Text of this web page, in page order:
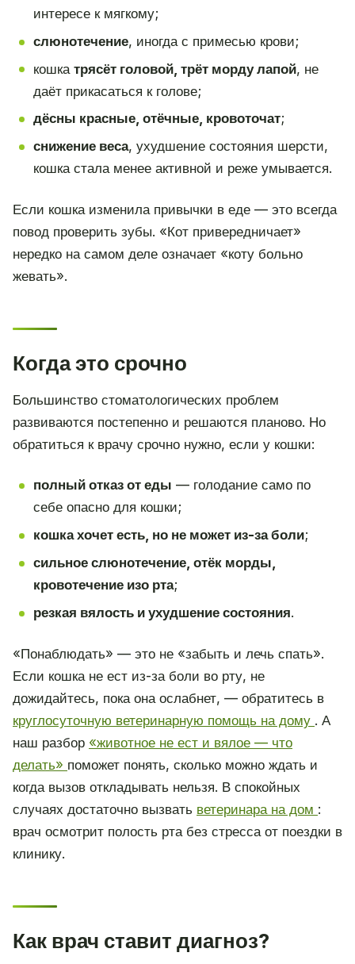
интересе к мягкому;
слюнотечение, иногда с примесью крови;
кошка трясёт головой, трёт морду лапой, не
даёт прикасаться к голове;
дёсны красные, отёчные, кровоточат;
снижение веса, ухудшение состояния шерсти,
кошка стала менее активной и реже умывается.
Если кошка изменила привычки в еде — это всегда
повод проверить зубы. «Кот привередничает»
нередко на самом деле означает «коту больно
жевать».
Когда это срочно
Большинство стоматологических проблем
развиваются постепенно и решаются планово. Но
обратиться к врачу срочно нужно, если у кошки:
полный отказ от еды — голодание само по
себе опасно для кошки;
кошка хочет есть, но не может из-за боли;
сильное слюнотечение, отёк морды,
кровотечение изо рта;
резкая вялость и ухудшение состояния.
«Понаблюдать» — это не «забыть и лечь спать».
Если кошка не ест из-за боли во рту, не
дожидайтесь, пока она ослабнет, — обратитесь в
круглосуточную ветеринарную помощь на дому . А
наш разбор «животное не ест и вялое — что
делать» поможет понять, сколько можно ждать и
когда вызов откладывать нельзя. В спокойных
случаях достаточно вызвать ветеринара на дом :
врач осмотрит полость рта без стресса от поездки в
клинику.
Как врач ставит диагноз?